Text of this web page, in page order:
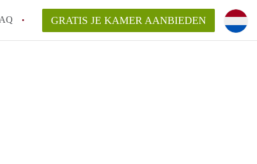
een Kamer in Tilburg?
bemiddelingsvergoeding?
GRATIS JE KAMER AANBIEDEN